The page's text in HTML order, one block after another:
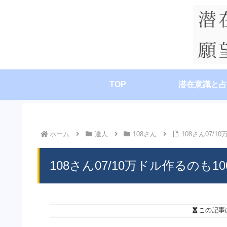
TOP 潜在意識と
ホーム 達人 108さん 108さん07/10
108さん07/10万ドル作るのも
この記事